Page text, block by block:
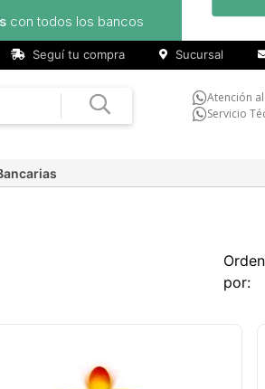
con todos los bancos
Seguí tu compra Sucursal
Atención
Servicio
por: